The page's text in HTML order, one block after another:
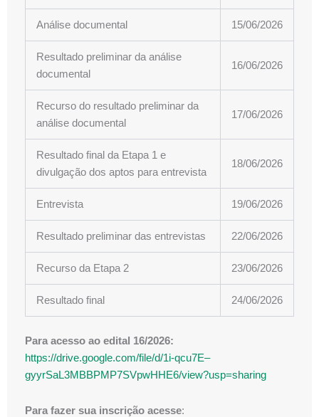
Análise documental 15/06/2026
Resultado preliminar da análise
documental
16/06/2026
Recurso do resultado preliminar da
análise documental
17/06/2026
Resultado final da Etapa 1 e
divulgação dos aptos para entrevista
18/06/2026
Entrevista 19/06/2026
Resultado preliminar das entrevistas 22/06/2026
Recurso da Etapa 2 23/06/2026
Resultado final 24/06/2026
Para acesso ao edital 16/2026:
https://drive.google.com/file/d/1i-qcu7E–
gyyrSaL3MBBPMP7SVpwHHE6/view?usp=sharing
Para fazer sua inscrição acesse: